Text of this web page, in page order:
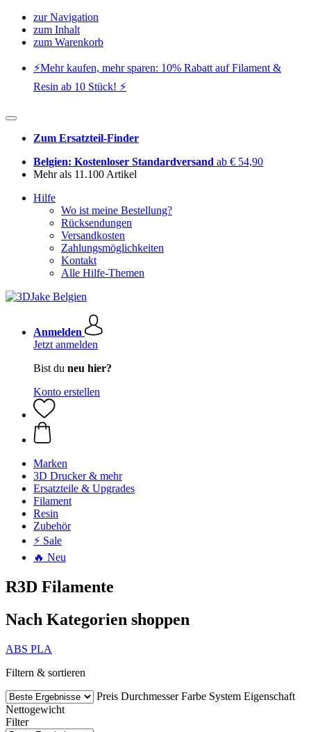
zur Navigation
zum Inhalt
zum Warenkorb
⚡️Mehr kaufen, mehr sparen: 10% Rabatt auf Filament &
Resin ab 10 Stück! ⚡️
Zum Ersatzteil-Finder
Belgien: Kostenloser Standardversand ab € 54,90
Mehr als 11.100 Artikel
Hilfe
Wo ist meine Bestellung?
Rücksendungen
Versandkosten
Zahlungsmöglichkeiten
Kontakt
Alle Hilfe-Themen
Anmelden
Jetzt anmelden
Bist du neu hier?
Konto erstellen
Marken
3D Drucker & mehr
Ersatzteile & Upgrades
Filament
Resin
Zubehör
⚡ Sale
🔥 Neu
R3D Filamente
Nach Kategorien shoppen
ABS PLA
Filtern & sortieren
Preis Durchmesser Farbe System Eigenschaft
Nettogewicht
Filter